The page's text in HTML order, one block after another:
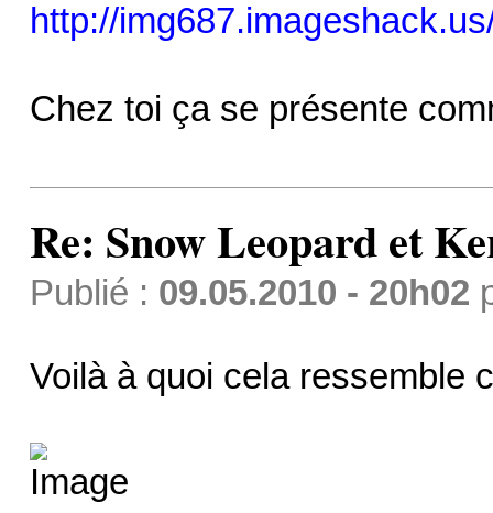
http://
Chez toi ça se présente
Re: Snow Leopard et
Publié : 09.05.2010 - 20h02
Voilà à quoi cela ressemble